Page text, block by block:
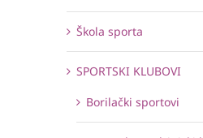
Škola sporta
SPORTSKI KLUBOVI
Borilački sportovi